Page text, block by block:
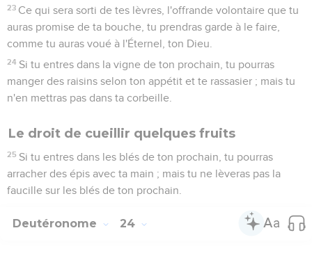
23 Ce qui sera sorti de tes lèvres, l'offrande volontaire que tu
auras promise de ta bouche, tu prendras garde à le faire,
comme tu auras voué à l'Éternel, ton Dieu.
24 Si tu entres dans la vigne de ton prochain, tu pourras
manger des raisins selon ton appétit et te rassasier ; mais tu
n'en mettras pas dans ta corbeille.
Le droit de cueillir quelques fruits
25 Si tu entres dans les blés de ton prochain, tu pourras
arracher des épis avec ta main ; mais tu ne lèveras pas la
faucille sur les blés de ton prochain.
Deutéronome 24